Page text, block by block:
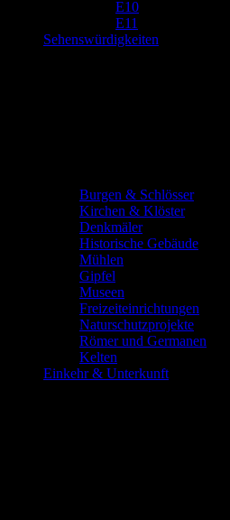
E10
E11
Sehenswürdigkeiten
Burgen & Schlösser
Kirchen & Klöster
Denkmäler
Historische Gebäude
Mühlen
Gipfel
Museen
Freizeiteinrichtungen
Naturschutzprojekte
Römer und Germanen
Kelten
Einkehr & Unterkunft